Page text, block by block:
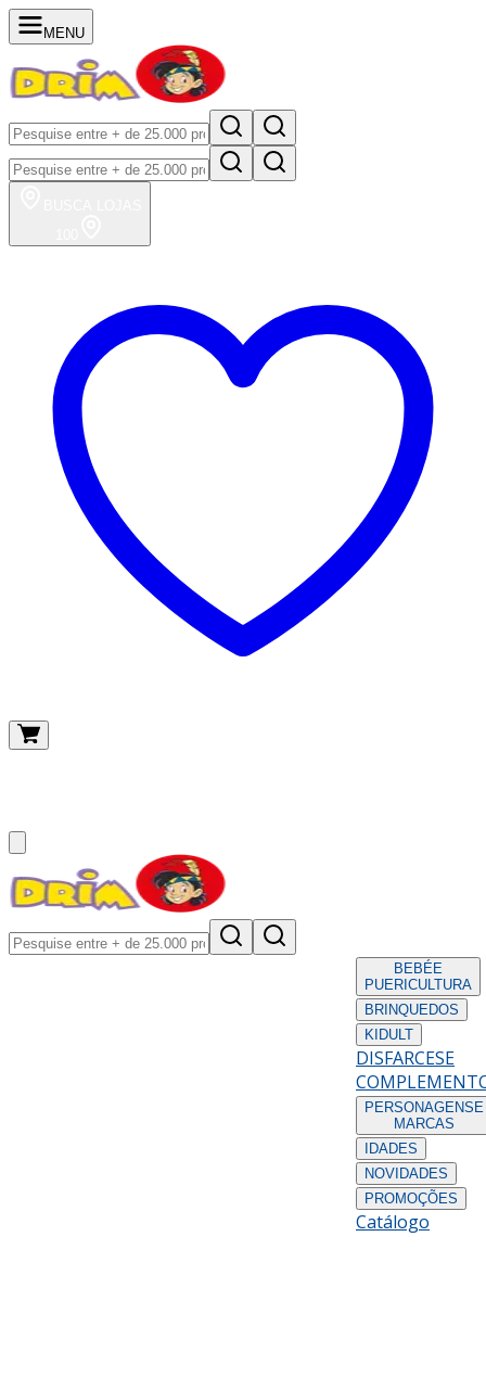
MENU
BEBÉE
PUERICULTURA
BRINQUEDOS
KIDULT
DISFARCESE
PERSONAGENS E
MARCAS
IDADES
NOVIDADES
PROMOÇÕES
Catálogo